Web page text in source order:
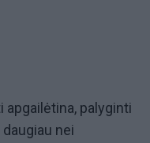
apgailėtina, palyginti
nei